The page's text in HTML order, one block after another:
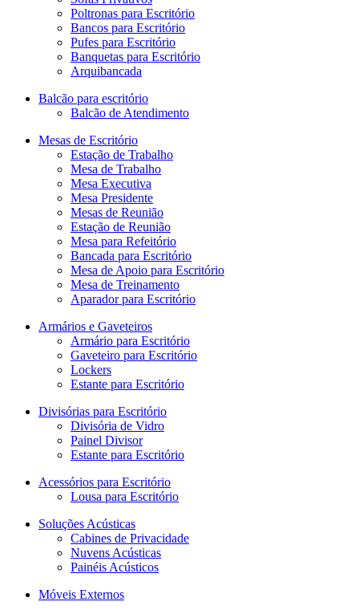
Poltronas para Escritório
Bancos para Escritório
Pufes para Escritório
Banquetas para Escritório
Arquibancada
Balcão para escritório
Balcão de Atendimento
Mesas de Escritório
Estação de Trabalho
Mesa de Trabalho
Mesa Executiva
Mesa Presidente
Mesas de Reunião
Estação de Reunião
Mesa para Refeitório
Bancada para Escritório
Mesa de Apoio para Escritório
Mesa de Treinamento
Aparador para Escritório
Armários e Gaveteiros
Armário para Escritório
Gaveteiro para Escritório
Lockers
Estante para Escritório
Divisórias para Escritório
Divisória de Vidro
Painel Divisor
Estante para Escritório
Acessórios para Escritório
Lousa para Escritório
Soluções Acústicas
Cabines de Privacidade
Nuvens Acústicas
Painéis Acústicos
Móveis Externos